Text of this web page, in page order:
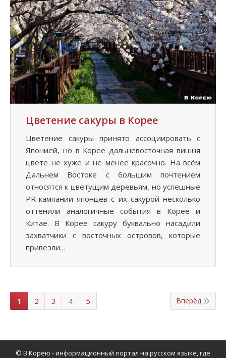
Цветение сакуры в Корее
Цветение сакуры принято ассоциировать с
Японией, но в Корее дальневосточная вишня
цвете не хуже и не менее красочно. На всём
Дальнем Востоке с большим почтением
относятся к цветущим деревьям, но успешные
PR-кампании японцев с их сакурой несколько
оттенили аналогичные события в Корее и
Китае. В Корее сакуру буквально насадили
захватчики с восточных островов, которые
привезли…
1 2 3 4 5 Вперёд
© В Корею - информационный портал на русском языке, где